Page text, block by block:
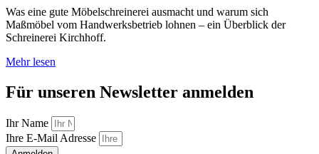
Was eine gute Möbelschreinerei ausmacht und warum sich
Maßmöbel vom Handwerksbetrieb lohnen – ein Überblick der
Schreinerei Kirchhoff.
Mehr lesen
Für unseren Newsletter anmelden
Ihr Name
Ihre E-Mail Adresse